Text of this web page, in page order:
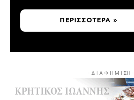
ΠΕΡΙΣΣΌΤΕΡΑ »
- Δ Ι Α Φ Η Μ Ι ΣΗ -